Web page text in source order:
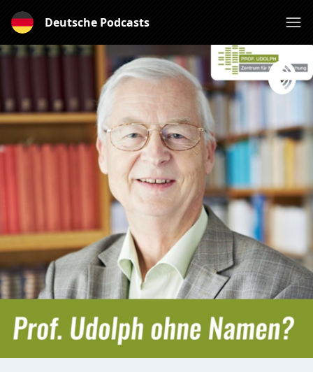
Deutsche Podcasts